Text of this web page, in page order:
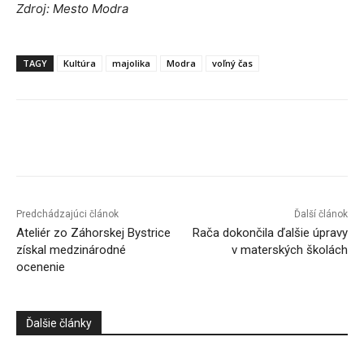
Zdroj: Mesto Modra
TAGY Kultúra majolika Modra voľný čas
Predchádzajúci článok
Ateliér zo Záhorskej Bystrice
získal medzinárodné
ocenenie
Ďalší článok
Rača dokončila ďalšie úpravy
v materských školách
Ďalšie články